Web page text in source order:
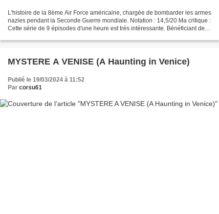
L'histoire de la 8ème Air Force américaine, chargée de bombarder les armes
nazies pendant la Seconde Guerre mondiale. Notation : 14,5/20 Ma critique :
Cette série de 9 épisodes d'une heure est très intéressante. Bénéficiant de
MYSTERE A VENISE (A Haunting in Venice)
Publié le 19/03/2024 à 11:52
Par corsu61